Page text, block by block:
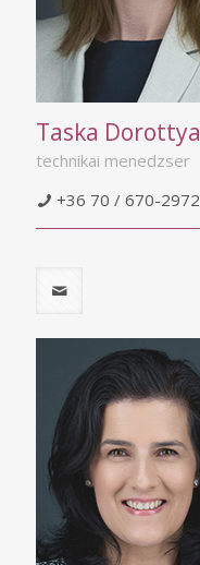
Taska Dorottya
technikai menedzser
+36 70 / 670-2972